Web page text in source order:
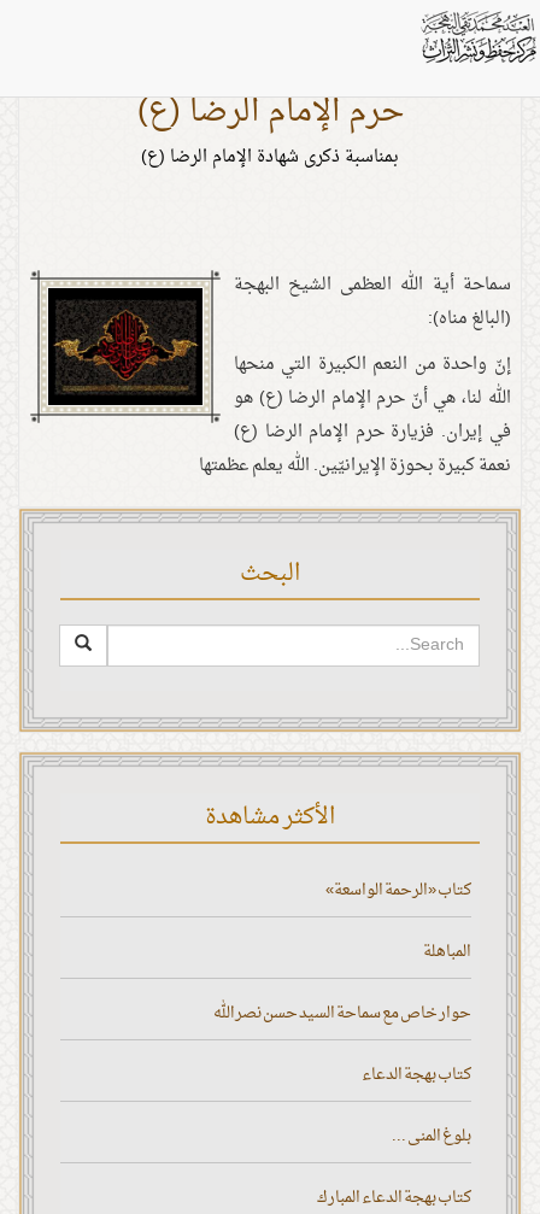
حرم الإمام الرضا (ع)
بمناسبة ذكرى شهادة الإمام الرضا (ع)
سماحة أية الله العظمى الشيخ البهجة
(البالغ مناه):
إنّ واحدة من النعم الكبيرة التي منحها
الله لنا، هي أنّ حرم الإمام الرضا (ع) هو
في إيران. فزيارة حرم الإمام الرضا (ع)
نعمة كبيرة بحوزة الإيرانيّين. الله يعلم عظمتها
البحث
الأكثر مشاهدة
كتاب «الرحمة الواسعة»
المباهلة
حوار خاص مع سماحة السيد حسن نصر الله
كتاب بهجة الدعاء
بلوغ المنى ...
كتاب بهجة الدعاء المبارك